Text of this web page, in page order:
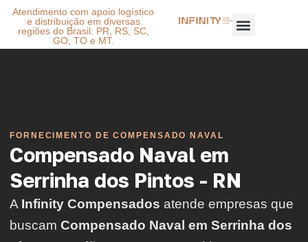
Atendimento com apoio logístico
e distribuição em diversas
regiões do Brasil: PR, RS, SC,
GO, TO e MT.
FORNECIMENTO DE COMPENSADO NAVAL
Compensado Naval em
Serrinha dos Pintos - RN
A Infinity Compensados atende empresas que
buscam Compensado Naval em Serrinha dos